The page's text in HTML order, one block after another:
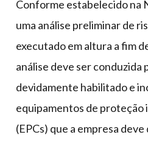
Conforme estabelecido na
uma análise preliminar de
executado em altura a fim
análise deve ser conduzida
devidamente habilitado e
equipamentos de proteção
(EPCs) que a empresa